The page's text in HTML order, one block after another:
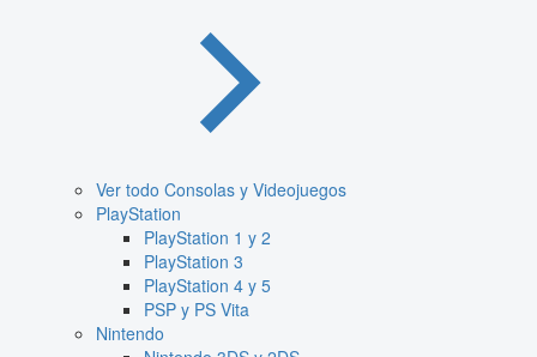
Ver todo Consolas y Videojuegos
PlayStation
PlayStation 1 y 2
PlayStation 3
PlayStation 4 y 5
PSP y PS Vita
Nintendo